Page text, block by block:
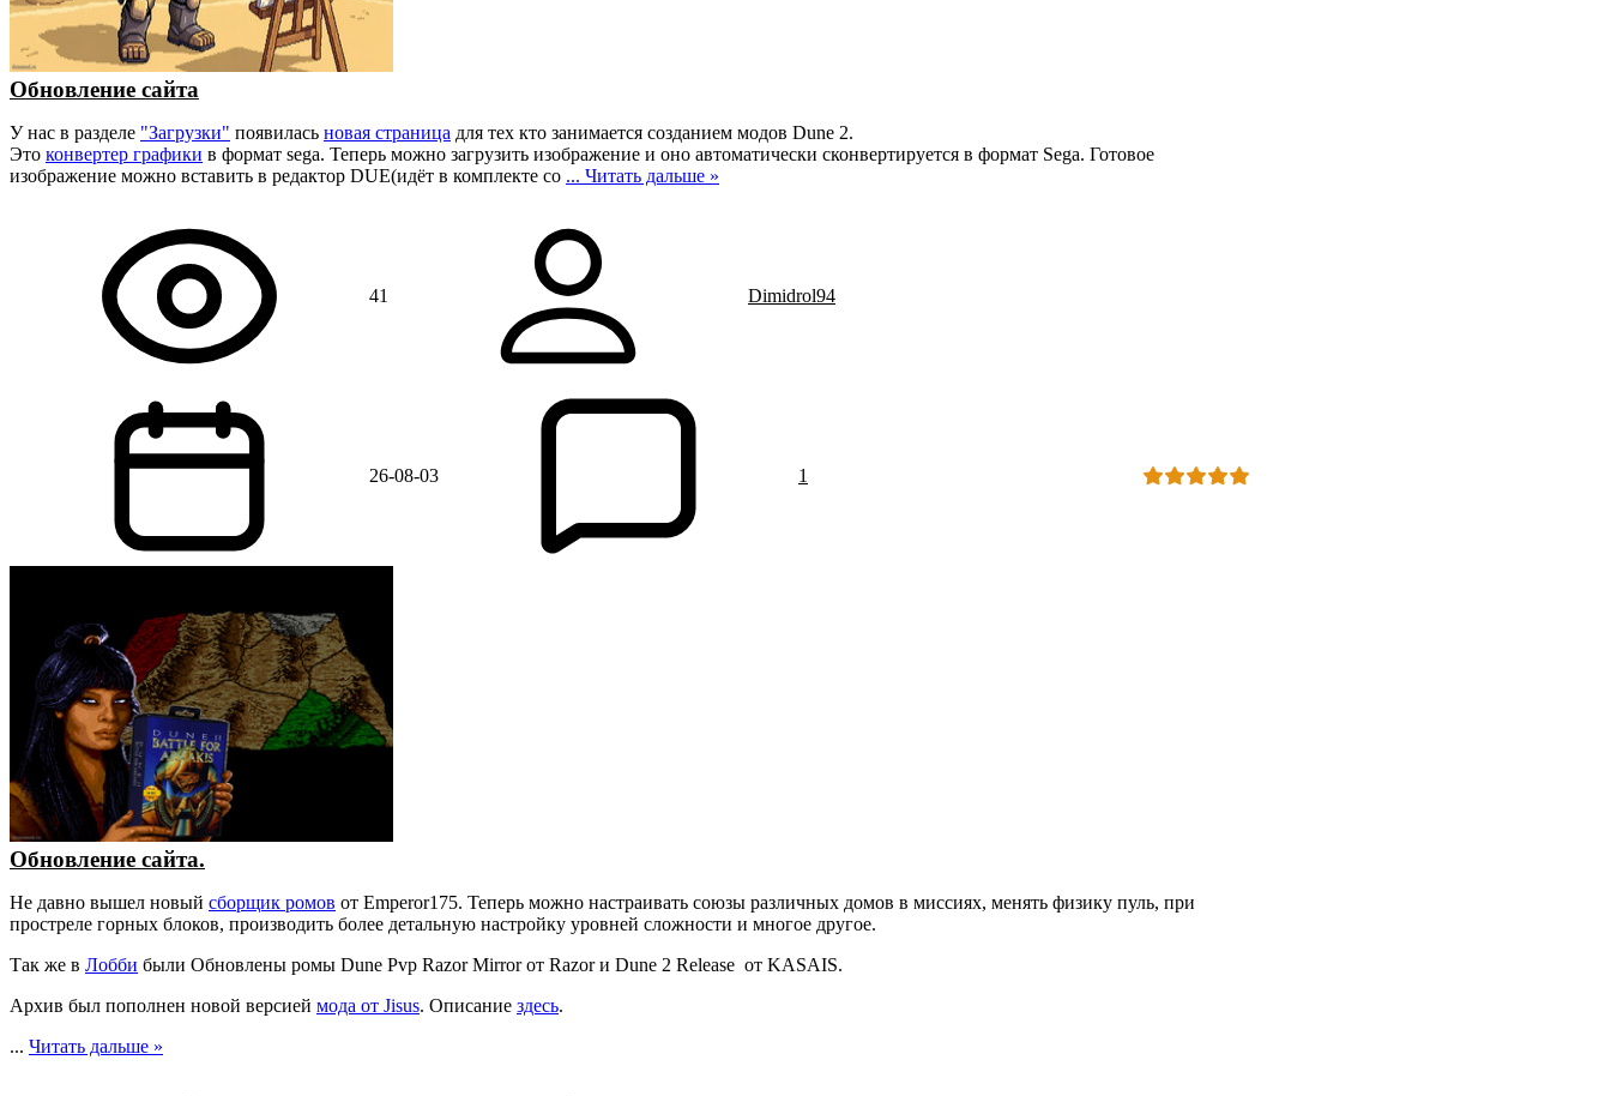
Обновление сайта
У нас в разделе "Загрузки" появилась новая страница для тех кто занимается созданием модов Dune 2.
Это конвертер графики в формат sega. Теперь можно загрузить изображение и оно автоматически сконвертируется в формат Sega. Готовое
изображение можно вставить в редактор DUE(идёт в комплекте со ... Читать дальше »
41 Dimidrol94
26-08-03 1
Обновление сайта.
Не давно вышел новый сборщик ромов от Emperor175. Теперь можно настраивать союзы различных домов в миссиях, менять физику пуль, при
простреле горных блоков, производить более детальную настройку уровней сложности и многое другое.
Так же в Лобби были Обновлены ромы Dune Pvp Razor Mirror от Razor и Dune 2 Release от KASAIS.
Архив был пополнен новой версией мода от Jisus. Описание здесь.
... Читать дальше »